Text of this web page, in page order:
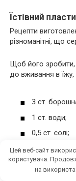
Їстівний
Рецепти
різноманітні, що
Щоб його зробити,
до вживання в їжу,
3 ст.
1 ст. води;
0,5 ст. солі;
5 г
1 ст. л.
Цей веб-сайт
користувача.
на